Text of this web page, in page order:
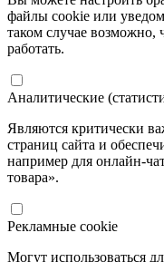
файлы cookie или
таком случае возможно,
работать.
Аналитические
Являются критически
страниц сайта и
например для онлайн-
товара».
Рекламные cookie
Могут использоваться